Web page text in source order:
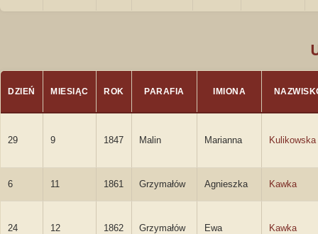
DZIEŃ MIESIĄC ROK PARAFIA IMIONA
29 9 1847 Malin Marianna Kulikowska
6 11 1861 Grzymałów Agnieszka Kawka
24 12 1862 Grzymałów Ewa Kawka